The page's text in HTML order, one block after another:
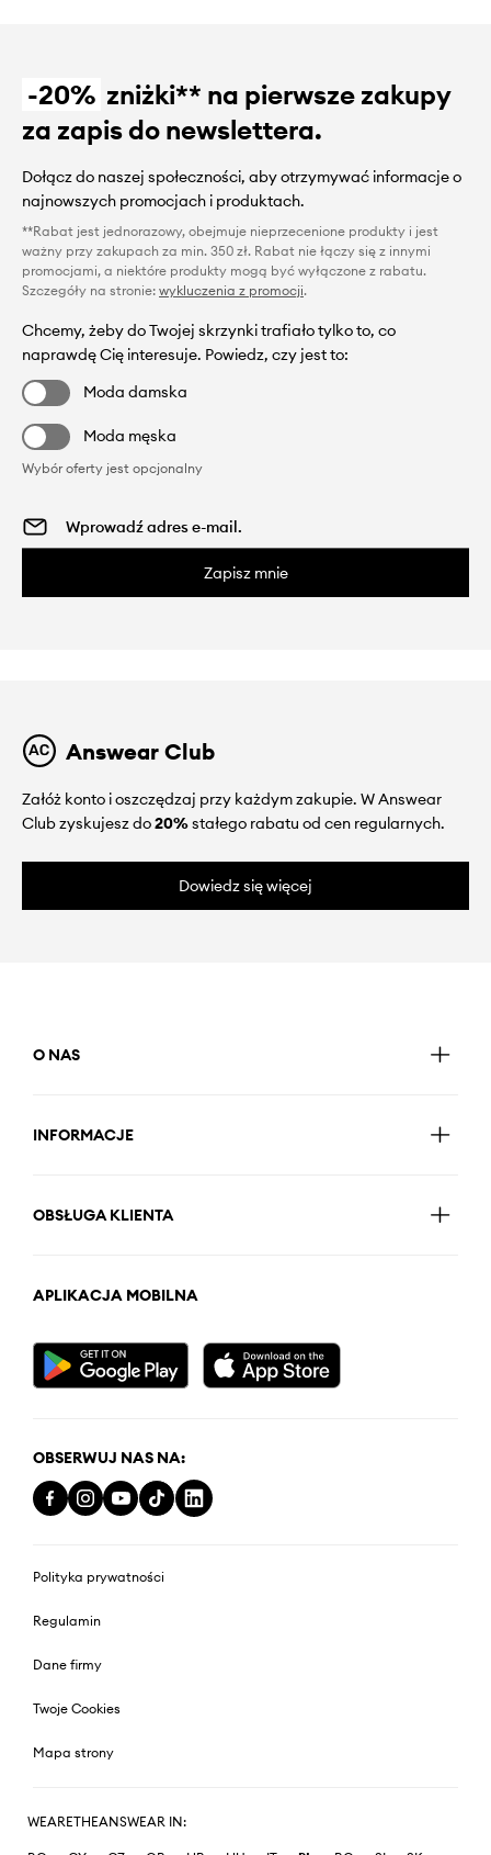
-20% zniżki** na pierwsze zakupy
za zapis do newslettera.
Dołącz do naszej społeczności, aby otrzymywać informacje o
najnowszych promocjach i produktach.
**Rabat jest jednorazowy, obejmuje nieprzecenione produkty i jest
ważny przy zakupach za min. 350 zł. Rabat nie łączy się z innymi
promocjami, a niektóre produkty mogą być wyłączone z rabatu.
Szczegóły na stronie: wykluczenia z promocji.
Chcemy, żeby do Twojej skrzynki trafiało tylko to, co
naprawdę Cię interesuje. Powiedz, czy jest to:
Moda damska
Moda męska
Wybór oferty jest opcjonalny
Zapisz mnie
Answear Club
Załóż konto i oszczędzaj przy każdym zakupie. W Answear
Club zyskujesz do20%stałego rabatu od cen regularnych.
Dowiedz się więcej
O NAS
INFORMACJE
OBSŁUGA KLIENTA
APLIKACJA MOBILNA
OBSERWUJ NAS NA:
Polityka prywatności
Regulamin
Dane firmy
Twoje Cookies
Mapa strony
WEARETHEANSWEAR IN: